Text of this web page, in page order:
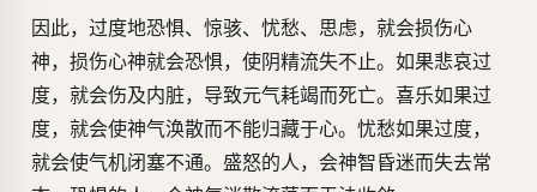
因此，过度地恐惧、惊骇、忧愁、思虑，就会损伤心
神，损伤心神就会恐惧，使阴精流失不止。如果悲哀过
度，就会伤及内脏，导致元气耗竭而死亡。喜乐如果过
度，就会使神气涣散而不能归藏于心。忧愁如果过度，
就会使气机闭塞不通。盛怒的人，会神智昏迷而失去常